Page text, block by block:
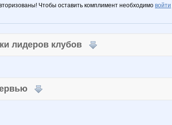
Чтобы оставить комплимент необходимо войти
лидеров клубов